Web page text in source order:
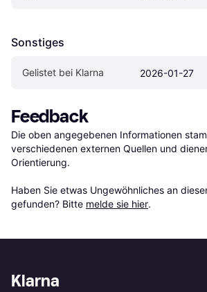
Sonstiges
Gelistet bei Klarna 2026-01-27
Feedback
Die oben angegebenen Informationen
verschiedenen externen Quellen und
Orientierung.
Haben Sie etwas Ungewöhnliches an
gefunden? Bitte melde sie hier.
Klarna